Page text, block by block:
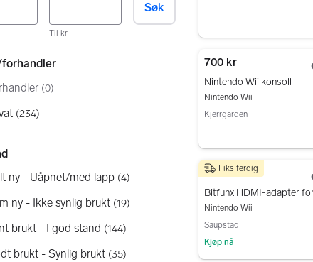
Til kr
Søk
(0)
(234)
ny - Uåpnet/med lapp (4)
ny - Ikke synlig brukt (19)
brukt - I god stand (144)
brukt - Synlig brukt (35)
700 kr
Nintendo Wii konsoll
Nintendo Wii
Kjerrgarden
200 kr
Nintendo Wii
Saupstad
Kjøp nå
Fiks ferdig